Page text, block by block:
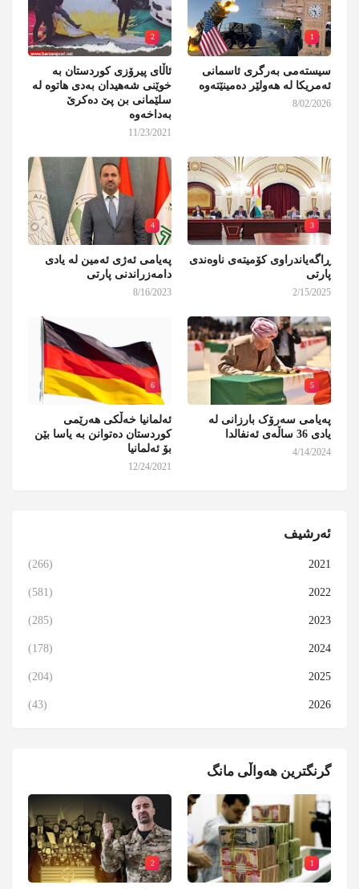
1
سیستەمی بەرگری ئاسمانی
ئەمریکا لە هەولێر دەمینێتەوە
8/02/2026
2
ئاڵای پیرۆزی کوردستان بە
خوێنی شەهیدان بەدی هاتوە لە
سلێمانی بن پێ دەکرێ
بەداخەوە
11/23/2021
3
ڕاگەیاندراوی کۆمیتەی ناوەندی
پارتی
2/15/2025
4
پەیامی ئەژی ئەمین لە یادی
دامەزراندنی پارتی
8/16/2023
5
پەیامی سەرۆک بارزانی لە
یادی 36 ساڵەی ئەنفالدا
4/14/2024
6
ئەلمانیا خەڵکی هەرێمی
کوردستان دەتوانن بە یاسا بێن
بۆ ئەلمانیا
12/24/2021
ئەرشیف
2021
(266)
2022
(581)
2023
(285)
2024
(178)
2025
(204)
2026
(43)
گرنگترین هەواڵی مانگ
1
2